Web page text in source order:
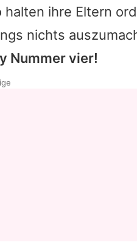
ihre Eltern
nichts
Nummer vier!